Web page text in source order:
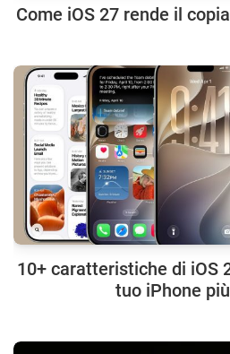
Come iOS 27 rende il
10+ caratteristiche di iOS
tuo iPhone